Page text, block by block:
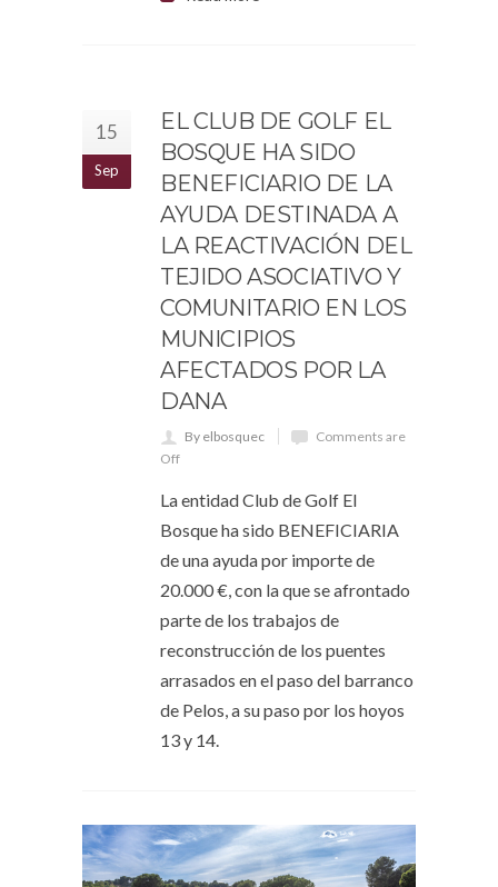
15
Sep
EL CLUB DE GOLF EL
BOSQUE HA SIDO
BENEFICIARIO DE LA
AYUDA DESTINADA A
LA REACTIVACIÓN DEL
TEJIDO ASOCIATIVO Y
COMUNITARIO EN LOS
MUNICIPIOS
AFECTADOS POR LA
DANA
By elbosquec
Comments are
Off
La entidad Club de Golf El
Bosque ha sido BENEFICIARIA
de una ayuda por importe de
20.000 €, con la que se afrontado
parte de los trabajos de
reconstrucción de los puentes
arrasados en el paso del barranco
de Pelos, a su paso por los hoyos
13 y 14.